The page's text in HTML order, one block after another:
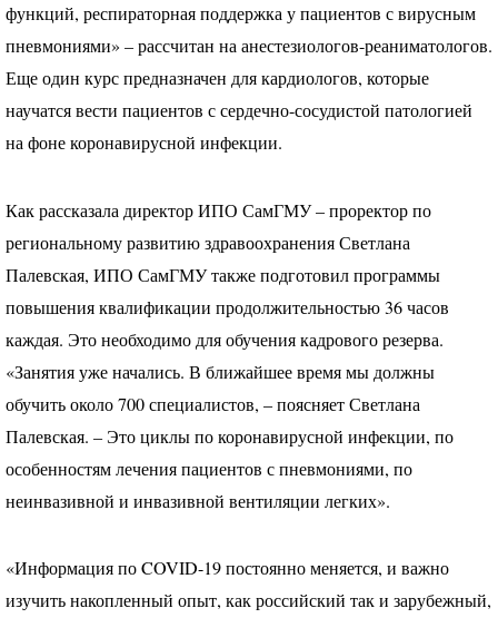
функций, респираторная поддержка у пациентов с вирусным
пневмониями» – рассчитан на анестезиологов-реаниматологов.
Еще один курс предназначен для кардиологов, которые
научатся вести пациентов с сердечно-сосудистой патологией
на фоне коронавирусной инфекции.
Как рассказала директорИПО СамГМУ – проректор по
региональному развитию здравоохранения Светлана
Палевская, ИПО СамГМУ также подготовил программы
повышения квалификации продолжительностью 36 часов
каждая. Это необходимо для обучения кадрового резерва.
«Занятия уже начались. В ближайшее время мы должны
обучить около 700 специалистов, – поясняет Светлана
Палевская. – Это циклы по коронавирусной инфекции, по
особенностям лечения пациентов с пневмониями, по
неинвазивной и инвазивной вентиляции легких».
«Информация поCOVID-19 постоянно меняется, и важно
изучить накопленный опыт, как российский так и зарубежный,